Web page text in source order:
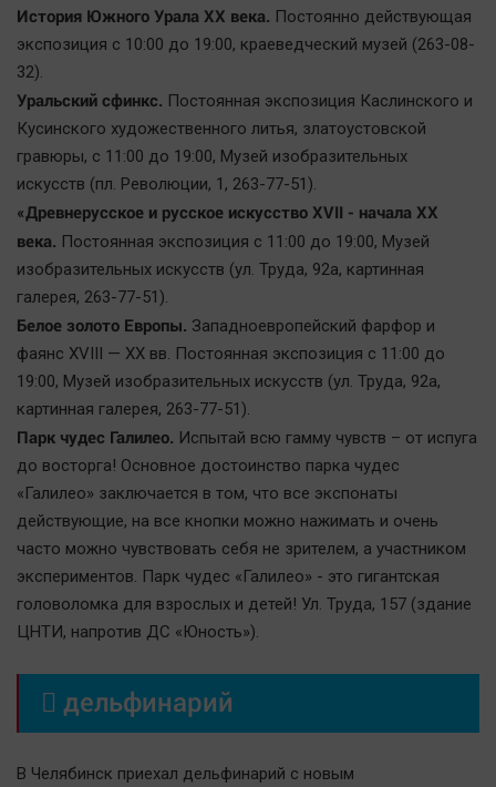
История Южного Урала ХХ века. Постоянно действующая
экспозиция с 10:00 до 19:00, краеведческий музей (263-08-
32).
Уральский сфинкс. Постоянная экспозиция Каслинского и
Кусинского художественного литья, златоустовской
гравюры, с 11:00 до 19:00, Mузей изобразительных
искусств (пл. Революции, 1, 263-77-51).
«Древнерусское и русское искусство XVII - начала ХХ
века. Постоянная экспозиция с 11:00 до 19:00, Mузей
изобразительных искусств (ул. Труда, 92а, картинная
галерея, 263-77-51).
Белое золото Европы. Западноевропейский фарфор и
фаянс XVIII — XX вв. Постоянная экспозиция с 11:00 до
19:00, Mузей изобразительных искусств (ул. Труда, 92а,
картинная галерея, 263-77-51).
Парк чудес Галилео. Испытай всю гамму чувств – от испуга
до восторга! Основное достоинство парка чудес
«Галилео» заключается в том, что все экспонаты
действующие, на все кнопки можно нажимать и очень
часто можно чувствовать себя не зрителем, а участником
экспериментов. Парк чудес «Галилео» - это гигантская
головоломка для взрослых и детей! Ул. Труда, 157 (здание
ЦНТИ, напротив ДС «Юность»).
 дельфинарий
В Челябинск приехал дельфинарий с новым